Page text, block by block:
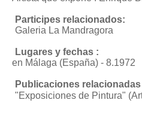
Participes relacionados:
Galeria La Mandragora
Lugares y fechas :
en Málaga (España) - 8.1972
Publicaciones relacionadas
"Exposiciones de Pintura"